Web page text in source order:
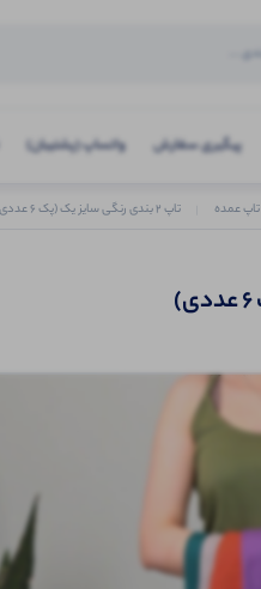
پیگیری سفارش واتساپ (پشتیبان)
تاپ عمده تاپ 2 بندی رنگی سایز یک (پک 6 عددی)